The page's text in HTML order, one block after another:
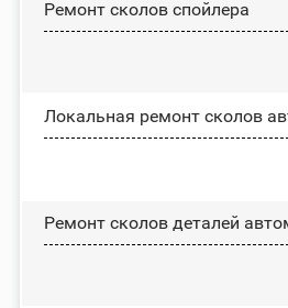
Ремонт сколов спойлера
Локальная ремонт сколов
Ремонт сколов деталей